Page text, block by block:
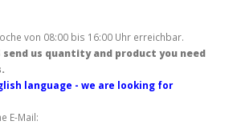
von 08:00 bis 16:00 Uhr erreichbar.
send us quantity and product you need
language - we are looking for
E-Mail: